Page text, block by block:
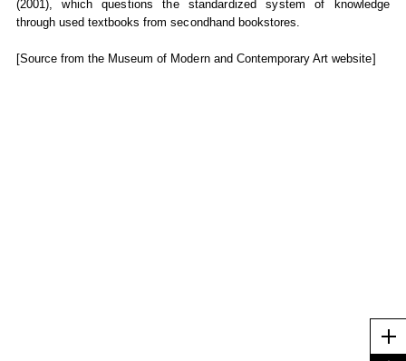
(2001), which questions the standardized system of knowledge
through used textbooks from secondhand bookstores.
[Source from the Museum of Modern and Contemporary Art website]